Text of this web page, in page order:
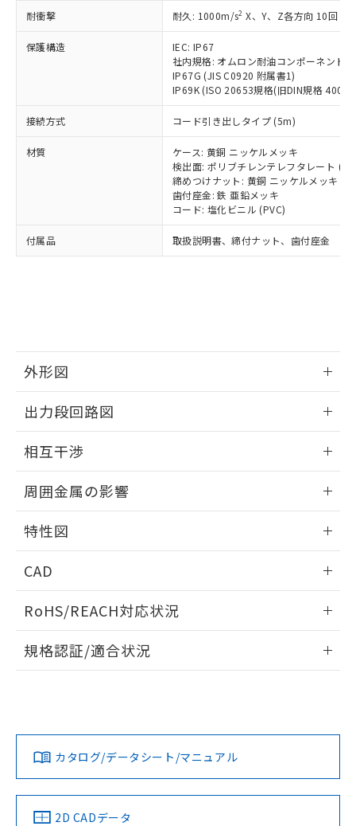
耐衝撃 耐久: 1000m/s2 X、Y、Z各方向 10回
保護構造
IEC: IP67
社内規格: オムロン耐油コンポーネント
IP67G (JIS C0920 附属書1)
IP69K (ISO 20653規格(旧DIN規格
接続方式 コード引き出しタイプ (5m)
材質
ケース: 黄銅 ニッケルメッキ
検出面: ポリブチレンテレフタレート
締めつけナット: 黄銅 ニッケルメッキ
歯付座金: 鉄 亜鉛メッキ
コード: 塩化ビニル (PVC)
付属品 取扱説明書、締付ナット、歯付座金
外形図
外形図
出力段回路図
出力段回路図
タイムチャート
相互干渉
相互干渉
A: 380mm以上、B: 300mm以上
周囲金属の影響
周囲金属の影響
特性図
検出物体の大きさと材質による影響
CAD
ドすることができます。
ログイン/会員登録
ダウンロードデータをご利用いただく前に、以下を必ずお読
みください。
ソフトウェアの使用条件
RoHS/REACH対応状況
EU RoHS 注意事項・凡例
対応済み
中国 RoHS 注意事項・凡例
規格認証/適合状況
LR型式承認
（イギリス
船舶規格）
DNV型式承認
（ノルウェー
BV型式承認
（フランス
KR型式
（韓国
カタログ/データシート/マニュアル
2D CADデータ
覧された時点での実際の在庫および標
準価格とは異なる場合があることをご
了承ください。
正式な納期状況および標準価格はお客
様のお取引先、またはお客様担当のオ
ムロン制御機器販売店・当社販売員に
ご相談ください。
オムロン制御機器販売店や当社販売拠
販売ネットワーク
」をご確認
在庫状況および標準価格結果を当社の
事前の承諾なく第三者に漏洩または開
示しないようお願いします。
マイパーツ機能（部品リスト作成サー
ビス）をご利用いただくには、I-Web
品・サービスに関するお客様との取
※当社の共同利用者とは、
の共同利用に関して"
用者の範囲」に記載されている法人を
鉛(Pb) 1000ppm以下、 水銀(Hg) 1000ppm以下、 カド
ミウム(Cd) 100ppm以下、
六価クロム(Cr(Ⅵ)) 1000ppm以下、ポリ臭化ビフェニル
類(PBB) 1000ppm以下、ポリ臭化ジフェニルエーテル類
(PBDE) 1000ppm以下、フタル酸ビス(2-エチルヘキシ
ル) (DEHP)(別名：DOP) 1000ppm以下、フタル酸ブチ
ルベンジル（BBP） 1000ppm以下、フタル酸ジブチル
（DBP） 1000ppm以下、フタル酸ジイソブチル
適用除外項目は除く。
フタル酸エステル類の４物質については閾値を超える意
図的な使用がないことを確認しています。
部品在庫の切り替え状況などにより、予定
月が前後することがあります。
とができます。
EU RoHS指令（10物質）の非含有証明書
51物質の非含有証明書（当社基準）
※本証明書は発行日時点で非含有を証明す
るもので、過去に遡って非含有を証明する
ものではありません。
物質の対応では、対応完了までの期間は出
荷製品に未対応品が混在することから備考
欄に対応日を記載しておりました。
既に当社にて対応品への在庫切替を完了
*中国RoHS10物質の基準値 (GB/T26572)：
Pb(鉛) :1000ppm、 Hg(水銀) : 1000ppm、 Cd(カドミウ
Cr(Ⅵ)(六価クロム) : 1000ppm、 PBBs(ポリ臭化ビフェ
ニル類) : 1000ppm、 PBDEs(ポリ臭化ジフェニルエーテ
DBP(フタル酸ジブチル) : 1000ppm、 DIBP(フタル酸ジ
イソブチル) : 1000ppm、 BBP(フタル酸ブチルベンジ
DEHP(フタル酸ビス(2-エチルヘキシル)) : 1000ppm
※2 環境保護使用期限
「ｅ」：有害物質（10物質）のすべてが基
準値以下であることを示します。
「10」：通常の使用状況下において有害物
質が外部に漏えいし、環境に深刻な影響を
及ぼさない年数を意味します。
国政府の輸出許可(または役務取引許
可)を取得するなどの必要な手続きを
当社は規制貨物を破棄する場合は、完
全に破砕するなど、違法に輸出されな
いよう必要な手段を講じます。
当社は貴社製品を、核兵器、ミサイ
ル、化学兵器、生物兵器またはその他
武器並びにこれらの製造装置等に一切
使用いたしません。
当社は、貴社製品を第三者に販売する
場合は、上記1、2および3の内容を当
該第三者に通知します。また当社は、
販売先および販売に係わる関係者が違
法に輸出するおそれがある場合は、取
一定数以上の在庫あり
一定数には満たないが在庫あり
在庫なし(最新の在庫状況につ
いては、お客様のお取引先、ま
たはお客様担当のオムロン制御
機器販売店・当社販売員にご確
認ください)
白
受注生産機種、また在庫状況の
情報を公開していない機種